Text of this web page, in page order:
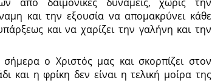
και την εξουσία να απομακρύνει κάθε
και να χαρίζει την γαλήνη και την
ο Χριστός μας και σκορπίζει στον
και η φρίκη δεν είναι η τελική μοίρα της